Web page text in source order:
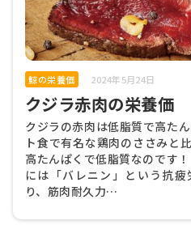
鯨の栄養価 2024年5月24日
クジラ赤肉の栄養価
クジラの赤肉は低脂質で高た
ト食で有名な鶏肉のささみと
高たんぱくで低脂質なのです
には「バレニン」という抗
り、筋肉耐久力…